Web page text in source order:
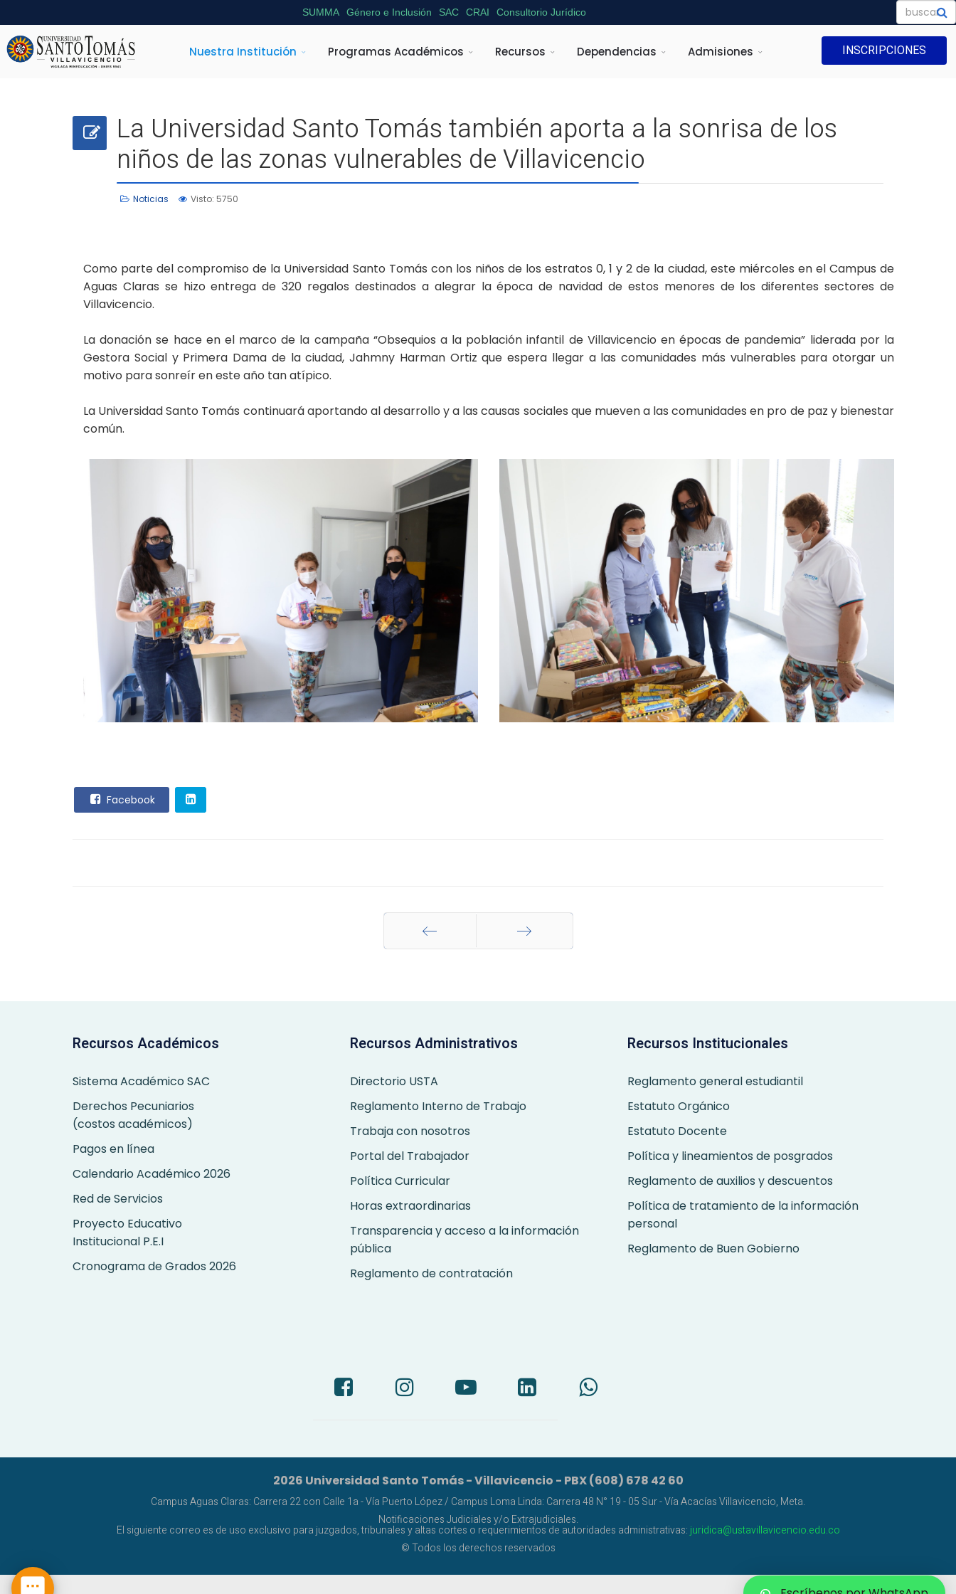
SUMMA Género e Inclusión SAC CRAI Consultorio Jurídico
Nuestra Institución Programas Académicos Recursos Dependencias Admisiones INSCRIPCIONES
La Universidad Santo Tomás también aporta a la sonrisa de los
niños de las zonas vulnerables de Villavicencio
Noticias Visto: 5750
Como parte del compromiso de la Universidad Santo Tomás con los niños de los estratos 0, 1 y 2 de la ciudad, este miércoles en el Campus de
Aguas Claras se hizo entrega de 320 regalos destinados a alegrar la época de navidad de estos menores de los diferentes sectores de
Villavicencio.
La donación se hace en el marco de la campaña “Obsequios a la población infantil de Villavicencio en épocas de pandemia” liderada por la
Gestora Social y Primera Dama de la ciudad, Jahmny Harman Ortiz que espera llegar a las comunidades más vulnerables para otorgar un
motivo para sonreír en este año tan atípico.
La Universidad Santo Tomás continuará aportando al desarrollo y a las causas sociales que mueven a las comunidades en pro de paz y bienestar
común.
Facebook
Recursos Académicos
Sistema Académico SAC
Derechos Pecuniarios
(costos académicos)
Pagos en línea
Calendario Académico 2026
Red de Servicios
Proyecto Educativo
Institucional P.E.I
Cronograma de Grados 2026
Recursos Administrativos
Directorio USTA
Reglamento Interno de Trabajo
Trabaja con nosotros
Portal del Trabajador
Política Curricular
Horas extraordinarias
Transparencia y acceso a la información
pública
Reglamento de contratación
Recursos Institucionales
Reglamento general estudiantil
Estatuto Orgánico
Estatuto Docente
Política y lineamientos de posgrados
Reglamento de auxilios y descuentos
Política de tratamiento de la información
personal
Reglamento de Buen Gobierno
2026 Universidad Santo Tomás - Villavicencio - PBX (608) 678 42 60
Campus Aguas Claras: Carrera 22 con Calle 1a - Vía Puerto López / Campus Loma Linda: Carrera 48 N° 19 - 05 Sur - Vía Acacías Villavicencio, Meta.
Notificaciones Judiciales y/o Extrajudiciales.
El siguiente correo es de uso exclusivo para juzgados, tribunales y altas cortes o requerimientos de autoridades administrativas: juridica@ustavillavicencio.edu.co
© Todos los derechos reservados
